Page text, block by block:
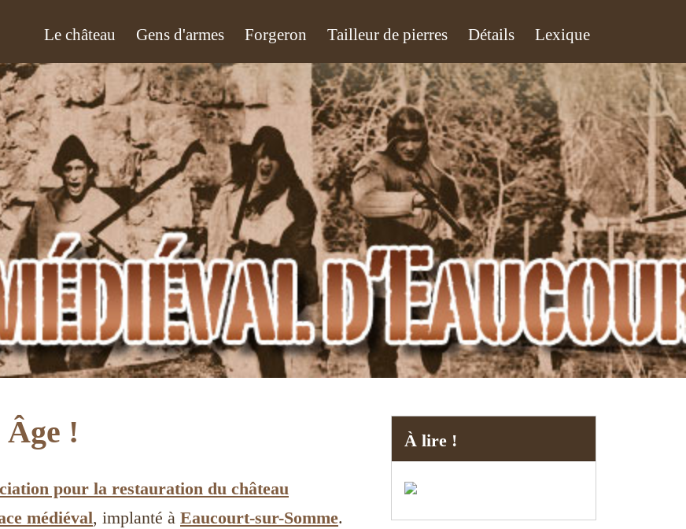
Le château Gens d'armes Forgeron Tailleur de pierres Détails Lexique
!
pour la restauration du château
médiéval, implanté à Eaucourt-sur-Somme.
À lire !